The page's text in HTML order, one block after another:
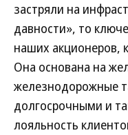
застряли на
давности», то
наших акционеров,
Она основана на
железнодорожные
долгосрочными и
лояльность